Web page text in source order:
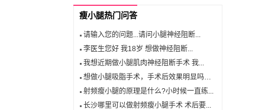
瘦小腿热门问答
请输入您的问题...请问小腿神经阻断...
李医生您好 我18岁 想做神经阻断...
我想近期做小腿肌肉神经阻断手术 我...
想做小腿吸脂手术，手术后效果明显吗？...
射频瘦小腿的原理是什么?小时候一直练...
长沙哪里可以做射频瘦小腿手术 术后要...